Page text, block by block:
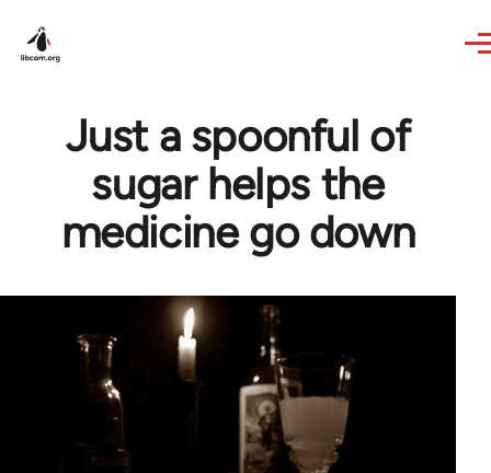
Just a spoonful of
sugar helps the
medicine go down